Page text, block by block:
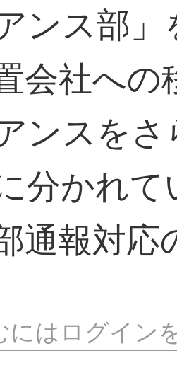
ンス部
会社へ
ンスを
分かれ
通報対応
にはログイン